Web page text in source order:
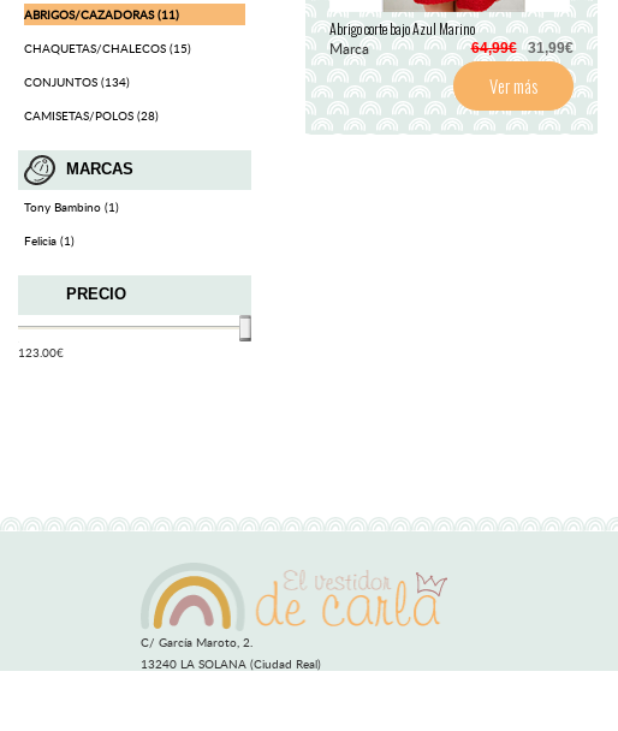
ABRIGOS/CAZADORAS (11)
CHAQUETAS/CHALECOS (15)
CONJUNTOS (134)
CAMISETAS/POLOS (28)
MARCAS
Tony Bambino (1)
Felicia (1)
PRECIO
123.00€
Abrigo corte bajo Azul Marino
Marca 64,99€31,99€
Ver más
C/ García Maroto, 2.
13240 LA SOLANA (Ciudad Real)